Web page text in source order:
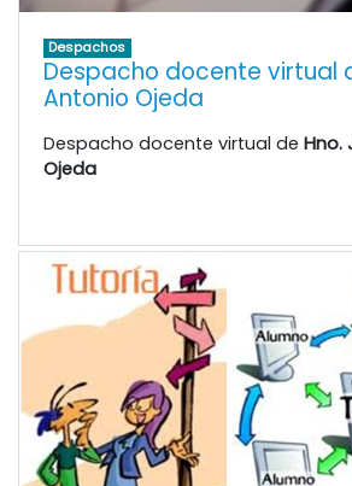
Despachos
Despacho docente virtual
Antonio Ojeda
Despacho docente virtual de Hno.
Ojeda